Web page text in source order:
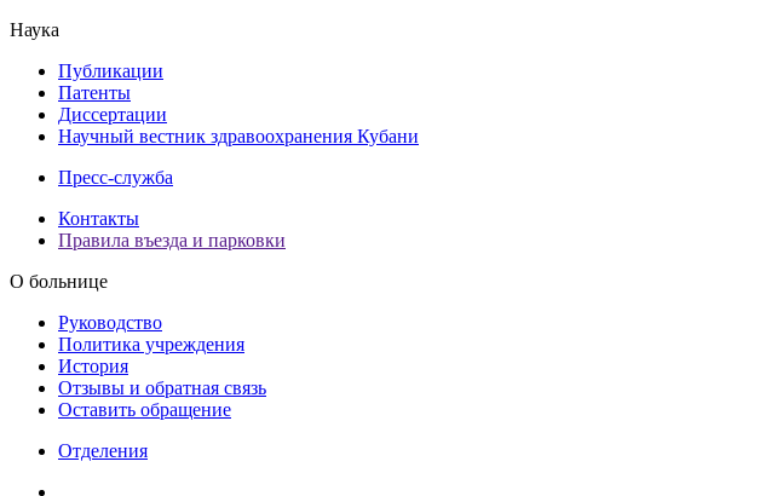
Наука
Публикации
Патенты
Диссертации
Научный вестник здравоохранения Кубани
Пресс-служба
Контакты
Правила въезда и парковки
О больнице
Руководство
Политика учреждения
История
Отзывы и обратная связь
Оставить обращение
Отделения